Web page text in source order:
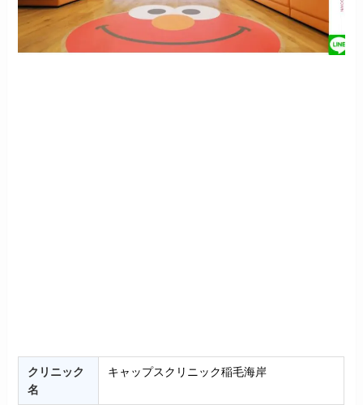
クリニック
名
キャップスクリニック稲毛海岸